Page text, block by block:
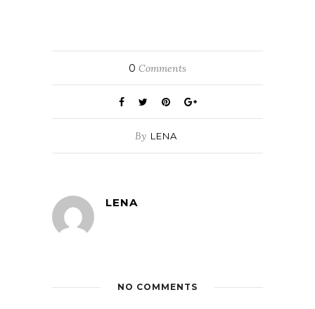
0 Comments
By LENA
LENA
NO COMMENTS